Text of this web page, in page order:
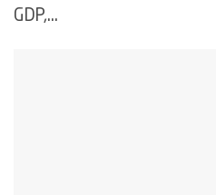
GDP,…